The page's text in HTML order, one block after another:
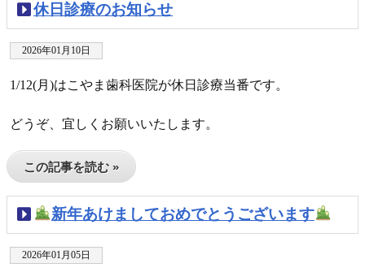
休日診療のお知らせ
2026年01月10日
1/12(月)はこやま歯科医院が休日診療当番です。
どうぞ、宜しくお願いいたします。
この記事を読む »
新年あけましておめでとうございます
2026年01月05日